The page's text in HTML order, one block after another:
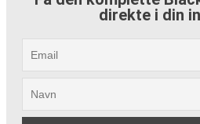
direkte i din